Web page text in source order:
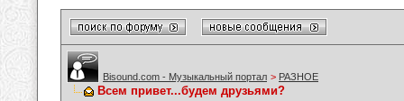
Bisound.com - Музыкальный портал > РАЗНОЕ
Всем привет...будем друзьями?